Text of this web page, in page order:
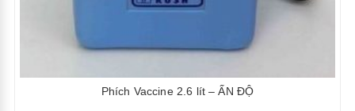
Phích Vaccine 2.6 lít – ẤN ĐỘ